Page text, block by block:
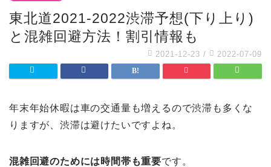
東北道2021-2022渋滞予想(下り上り)
と混雑回避方法！割引情報も
2021-12-23 / 2022-07-09
年末年始休暇は車の交通量も増えるので渋滞も多くな
りますが、渋滞は避けたいですよね。
混雑回避のためには時間帯も重要です。